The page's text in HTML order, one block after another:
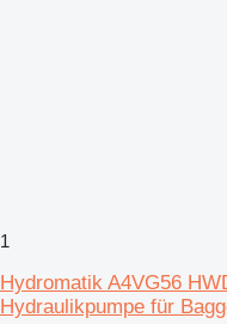
1
Hydromatik A4VG56
Hydraulikpumpe für